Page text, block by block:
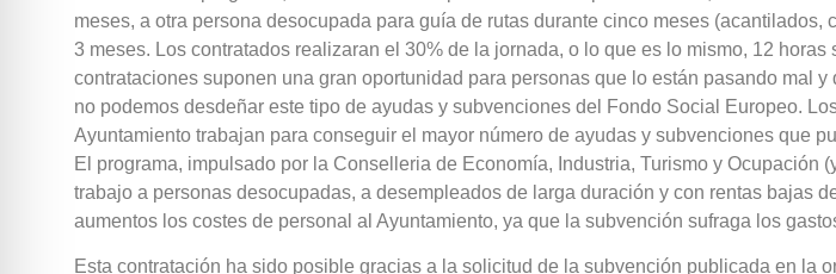
meses, a otra persona desocupada para guía de rutas durante cinco meses
3 meses. Los contratados realizaran el 30% de la jornada, o lo que es lo mismo, 12
contrataciones suponen una gran oportunidad para personas que lo están pasando mal
no podemos desdeñar este tipo de ayudas y subvenciones del Fondo Social Europeo.
Ayuntamiento trabajan para conseguir el mayor número de ayudas y subvenciones que
El programa, impulsado por la Conselleria de Economía, Industria, Turismo y
trabajo a personas desocupadas, a desempleados de larga duración y con rentas bajas
aumentos los costes de personal al Ayuntamiento, ya que la subvención sufraga los
Esta contratación ha sido posible gracias a la solicitud de la subvención publicada en la